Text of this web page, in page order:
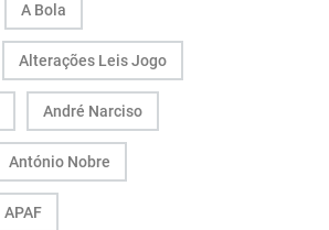
A Bola
Alterações Leis Jogo
André Narciso
António Nobre
APAF